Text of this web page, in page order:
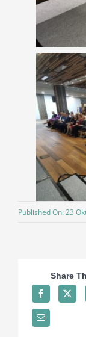
Published On: 23
Share